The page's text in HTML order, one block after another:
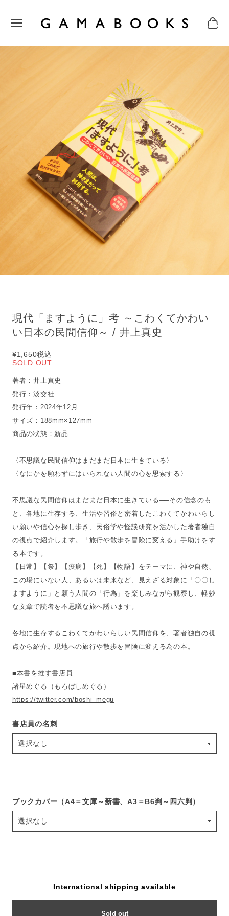
現代「ますように」考 ～こわくてかわい
い日本の民間信仰～ / 井上真史
¥1,650税込
SOLD OUT
著者：井上真史
発行：淡交社
発行年：2024年12月
サイズ：188mm×127mm
商品の状態：新品
〈不思議な民間信仰はまだまだ日本に生きている〉
〈なにかを願わずにはいられない人間の心を思索する〉
不思議な民間信仰はまだまだ日本に生きている──その信念のも
と、各地に生存する、生活や習俗と密着したこわくてかわいらし
い願いや信心を探し歩き、民俗学や怪談研究を活かした著者独自
の視点で紹介します。「旅行や散歩を冒険に変える」手助けをす
る本です。
【日常】【祭】【疫病】【死】【物語】をテーマに、神や自然、
この場にいない人、あるいは未来など、見えざる対象に「〇〇し
ますように」と願う人間の「行為」を楽しみながら観察し、軽妙
な文章で読者を不思議な旅へ誘います。
各地に生存するこわくてかわいらしい民間信仰を、著者独自の視
点から紹介。現地への旅行や散歩を冒険に変える為の本。
■本書を推す書店員
諸星めぐる（もろぼしめぐる）
https://twitter.com/boshi_megu
書店員の名刺
ブックカバー（A4＝文庫～新書、A3＝B6判～四六判）
International shipping available
Sold out